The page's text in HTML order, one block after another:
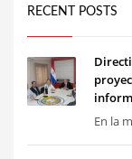
RECENT POSTS
En la